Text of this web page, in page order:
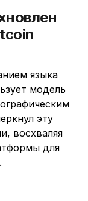
языка
модель
эту
восхваляя
для